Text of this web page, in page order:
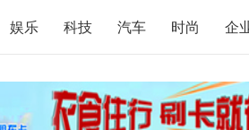
娱乐 科技 汽车 时尚 企